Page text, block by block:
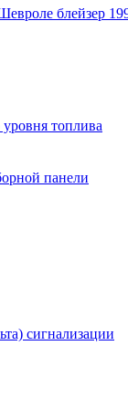
блейзер
топлива
панели
сигнализации